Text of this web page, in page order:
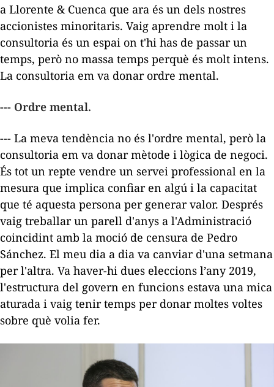
a Llorente & Cuenca que ara és un dels nostres
accionistes minoritaris. Vaig aprendre molt i la
consultoria és un espai on t'hi has de passar un
temps, però no massa temps perquè és molt intens.
La consultoria em va donar ordre mental.
--- Ordre mental.
--- La meva tendència no és l'ordre mental, però la
consultoria em va donar mètode i lògica de negoci.
És tot un repte vendre un servei professional en la
mesura que implica confiar en algú i la capacitat
que té aquesta persona per generar valor. Després
vaig treballar un parell d'anys a l'Administració
coincidint amb la moció de censura de Pedro
Sánchez. El meu dia a dia va canviar d'una setmana
per l'altra. Va haver-hi dues eleccions l’any 2019,
l'estructura del govern en funcions estava una mica
aturada i vaig tenir temps per donar moltes voltes
sobre què volia fer.